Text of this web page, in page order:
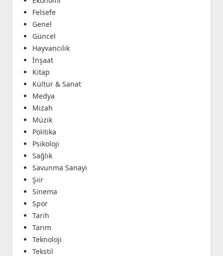
Felsefe
Genel
Güncel
Hayvancılık
İnşaat
Kitap
Kültür & Sanat
Medya
Mizah
Müzik
Politika
Psikoloji
Sağlık
Savunma Sanayi
Şiir
Sinema
Spor
Tarih
Tarım
Teknoloji
Tekstil